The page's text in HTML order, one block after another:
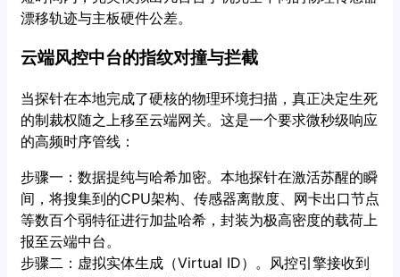
漂移轨迹与主板硬件公差。
云端风控中台的指纹对撞与拦截
当探针在本地完成了硬核的物理环境扫描，真正决定生死
的制裁权随之上移至云端网关。这是一个要求微秒级响应
的高频时序管线：
步骤一：数据提纯与哈希加密。本地探针在激活苏醒的瞬
间，将搜集到的CPU架构、传感器离散度、网卡出口节点
等数百个弱特征进行加盐哈希，封装为极高密度的载荷上
报至云端中台。
步骤二：虚拟实体生成（Virtual ID）。风控引擎接收到